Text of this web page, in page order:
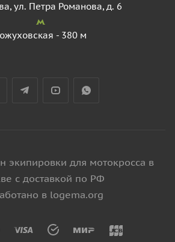
ул. Петра Романова, д. 6
- 380 м
экипировки для мотокросса в
с доставкой по РФ
в logema.org